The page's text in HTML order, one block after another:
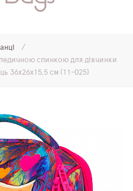
спинкою для дівчинки
36х26х15,5 см (11-025)